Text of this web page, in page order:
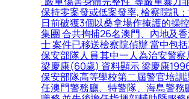
保持零案發或低案發率, 檢察院訊
日前破獲3個以桑拿場作掩護的操
集團 合共拘捕26名澳門、內地及
士 案件已移送檢察院偵辦 當中包
保安部隊人員 其中一人為治安警
梁慶康(60歲) 資料顯示 梁慶康
保安部隊高等學校第二屆警官培訓
任澳門警務廳、特警隊、海島警務